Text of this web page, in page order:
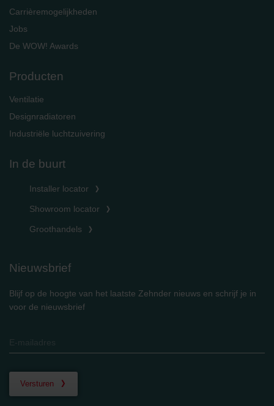
Carrièremogelijkheden
Jobs
De WOW! Awards
Producten
Ventilatie
Designradiatoren
Industriële luchtzuivering
In de buurt
Installer locator
Showroom locator
Groothandels
Nieuwsbrief
Blijf op de hoogte van het laatste Zehnder nieuws en schrijf je in
voor de nieuwsbrief
Versturen